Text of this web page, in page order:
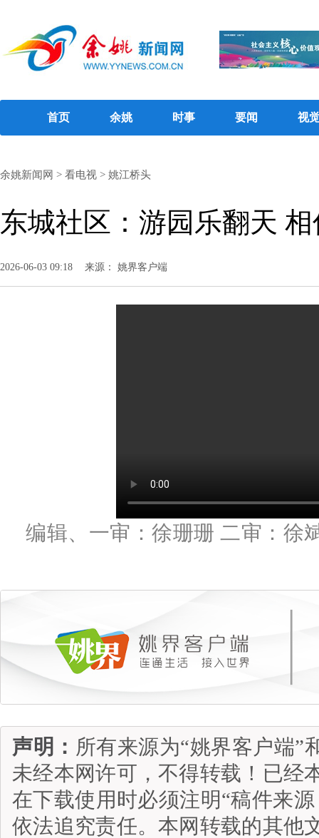
首页 余姚 时事 要闻 视
余姚新闻网 > 看电视 > 姚江桥头
东城社区：游园乐翻天 相
2026-06-03 09:18 来源： 姚界客户端
编辑、一审：徐珊珊 二审：徐
声明： 所有来源为“姚界客户端”
未经本网许可，不得转载！已经
在下载使用时必须注明“稿件来
依法追究责任。本网转载的其他